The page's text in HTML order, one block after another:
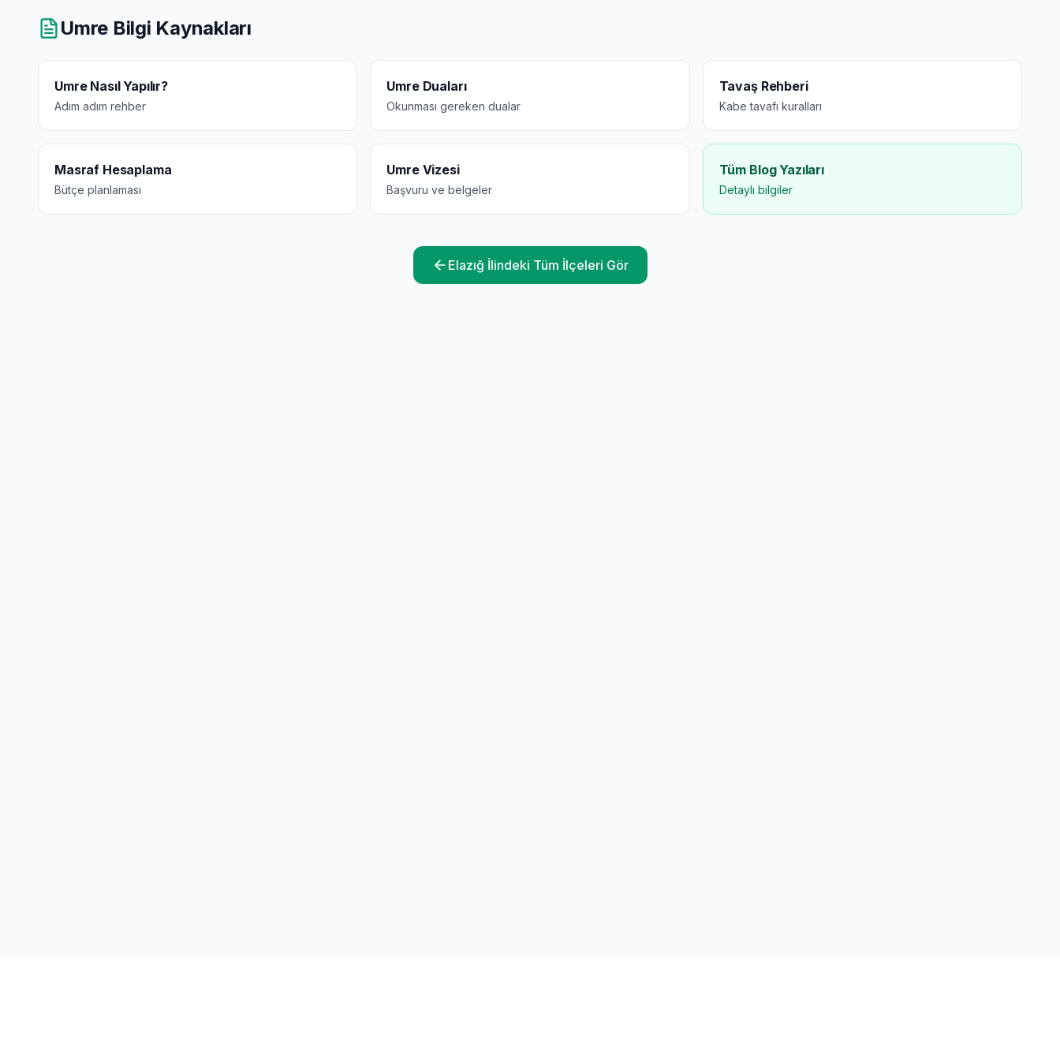
Umre Bilgi Kaynakları
Umre Nasıl Yapılır?
Adım adım rehber
Umre Duaları
Okunması gereken dualar
Tavaş Rehberi
Kabe tavafı kuralları
Masraf Hesaplama
Bütçe planlaması
Umre Vizesi
Başvuru ve belgeler
Tüm Blog Yazıları
Detaylı bilgiler
Elazığ İlindeki Tüm İlçeleri Gör